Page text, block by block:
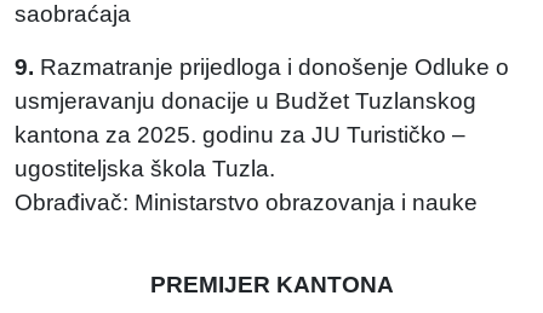
saobraćaja
9. Razmatranje prijedloga i donošenje Odluke o
usmjeravanju donacije u Budžet Tuzlanskog
kantona za 2025. godinu za JU Turističko –
ugostiteljska škola Tuzla.
Obrađivač: Ministarstvo obrazovanja i nauke
PREMIJER KANTONA